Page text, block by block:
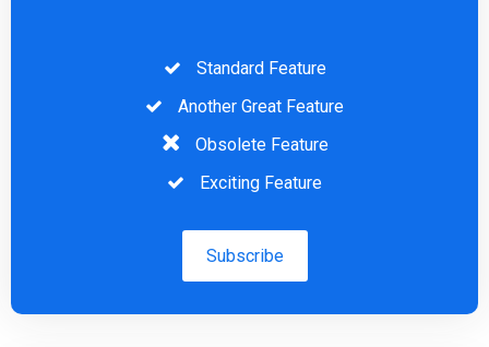
Standard Feature
Another Great Feature
Obsolete Feature
Exciting Feature
Subscribe